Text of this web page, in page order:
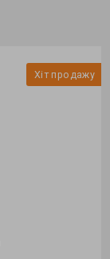
Хіт продажу